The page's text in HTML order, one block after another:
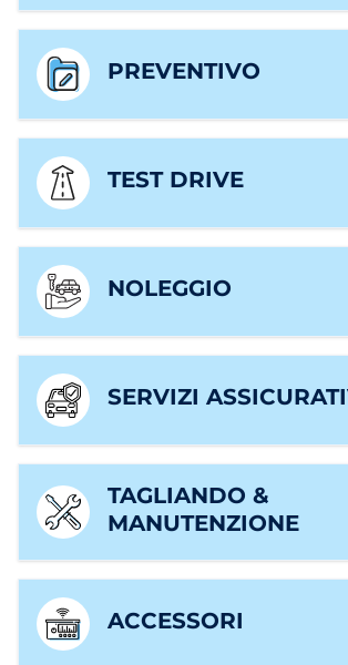
PREVENTIVO
TEST DRIVE
NOLEGGIO
SERVIZI
TAGLIANDO &
MANUTENZIONE
ACCESSORI